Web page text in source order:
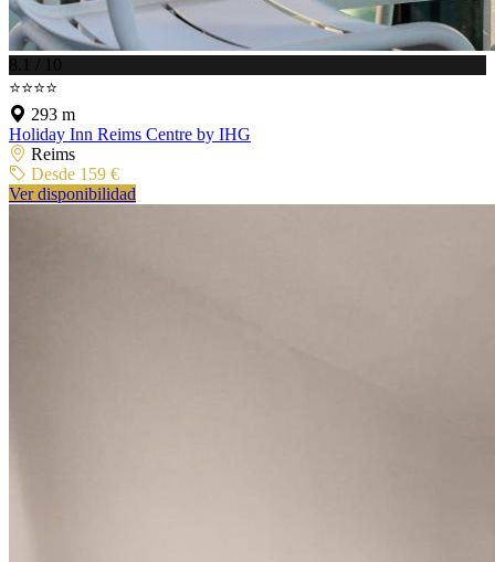
8.1 / 10
⭐⭐⭐⭐
293 m
Holiday Inn Reims Centre by IHG
Reims
Desde 159 €
Ver disponibilidad